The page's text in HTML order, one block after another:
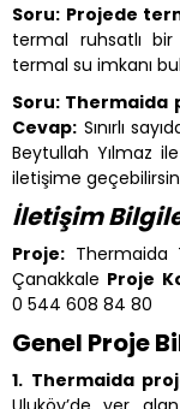
Soru: Projede
termal ruhsatlı
termal su imkanı
Soru: Thermaida
Cevap: Sınırlı
Beytullah Yılmaz
iletişime
İletişim
Proje: Thermaida
Çanakkale Proje
0 544 608 84 80
Genel Proje
1. Thermaida